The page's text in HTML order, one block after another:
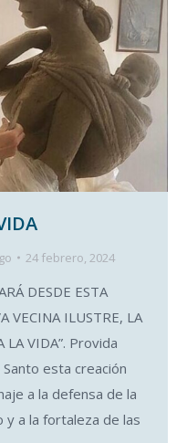
24 febrero, 2024
DESDE ESTA
VECINA ILUSTRE, LA
LA VIDA”. Provida
esta creación
a la defensa de la
y a la fortaleza de las